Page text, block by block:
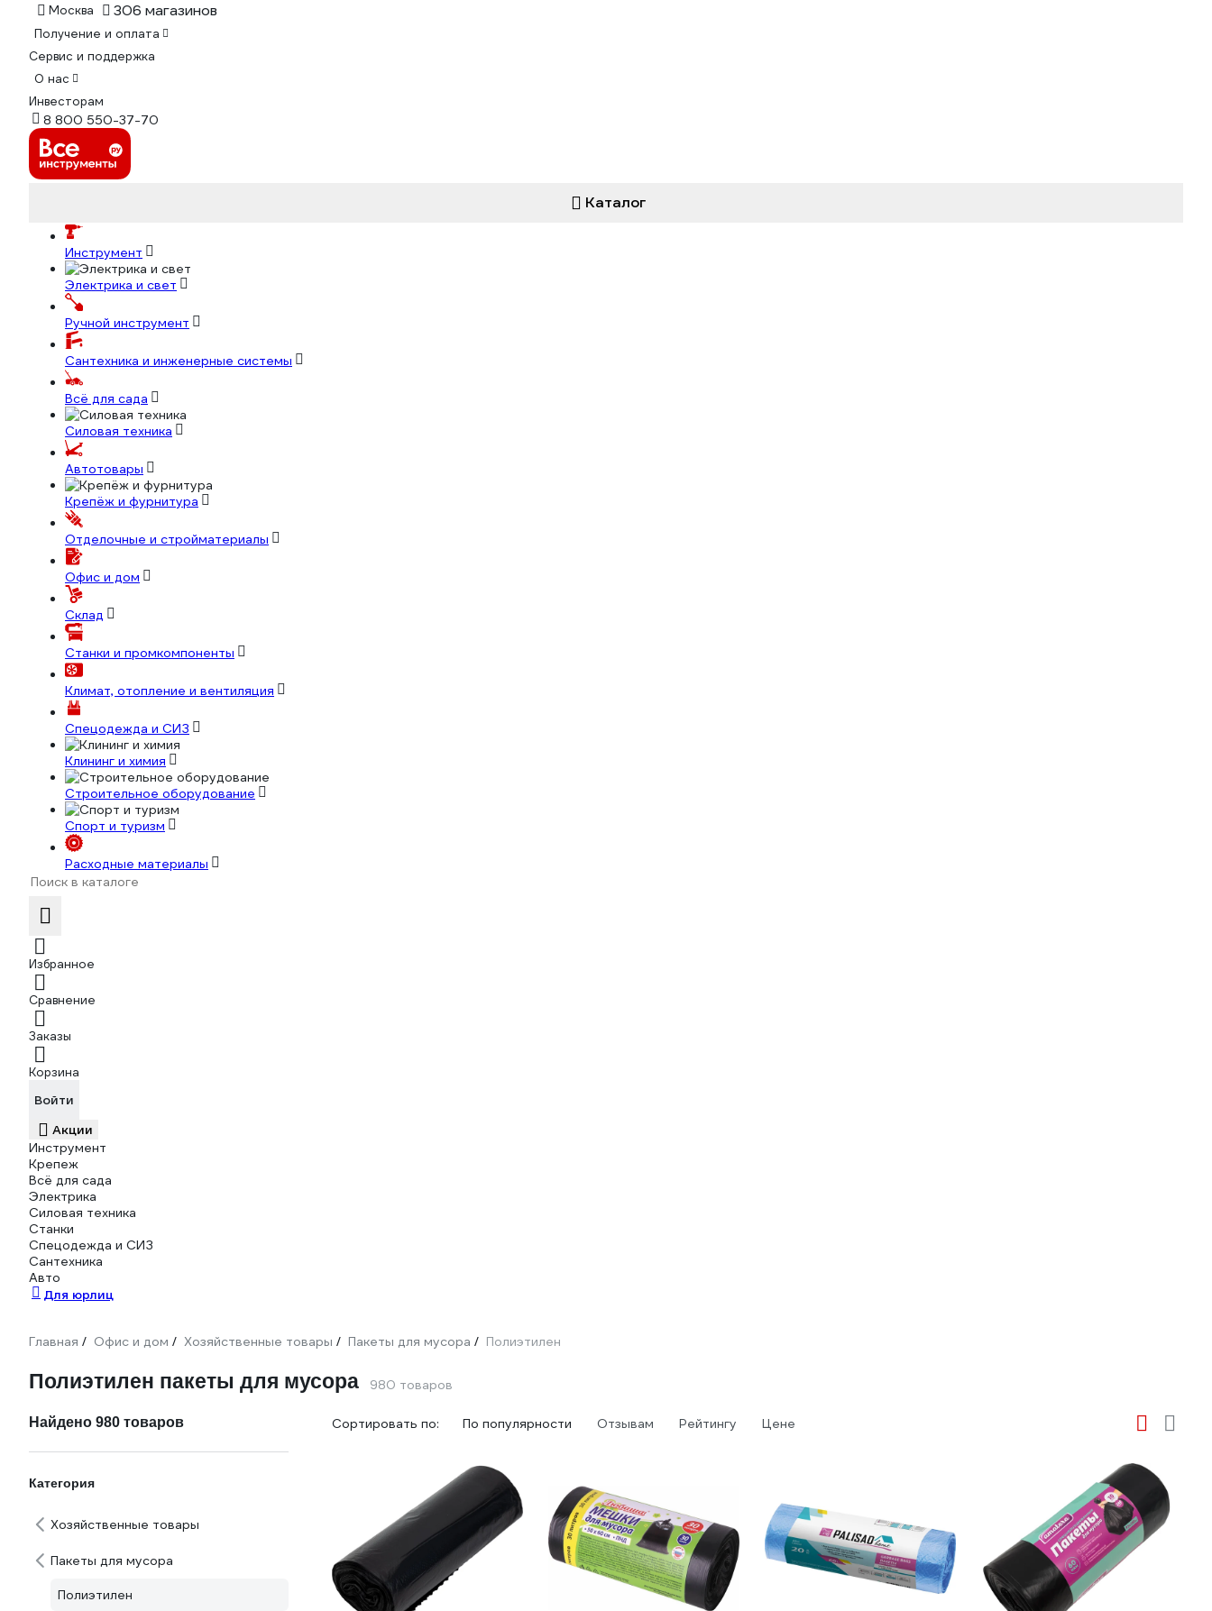
Москва 306 магазинов
Получение и оплата
Сервис и поддержка
О нас
Инвесторам
8 800 550-37-70
Каталог
Инструмент
Электрика и свет
Ручной инструмент
Сантехника и инженерные системы
Всё для сада
Силовая техника
Автотовары
Крепёж и фурнитура
Отделочные и стройматериалы
Офис и дом
Склад
Станки и промкомпоненты
Климат, отопление и вентиляция
Спецодежда и СИЗ
Клининг и химия
Строительное оборудование
Спорт и туризм
Расходные материалы
Избранное
Сравнение
Заказы
Корзина
Войти
Акции
Инструмент
Крепеж
Всё для сада
Электрика
Силовая техника
Станки
Спецодежда и СИЗ
Сантехника
Авто
Для юрлиц
Главная / Офис и дом / Хозяйственные товары / Пакеты для мусора / Полиэтилен
Полиэтилен пакеты для мусора 980 товаров
Найдено 980 товаров
Категория
Хозяйственные товары
Пакеты для мусора
Полиэтилен
Сортировать по: По популярности Отзывам Рейтингу Цене